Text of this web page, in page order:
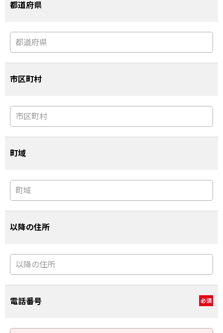
都道府県
市区町村
町域
以降の住所
電話番号 必須